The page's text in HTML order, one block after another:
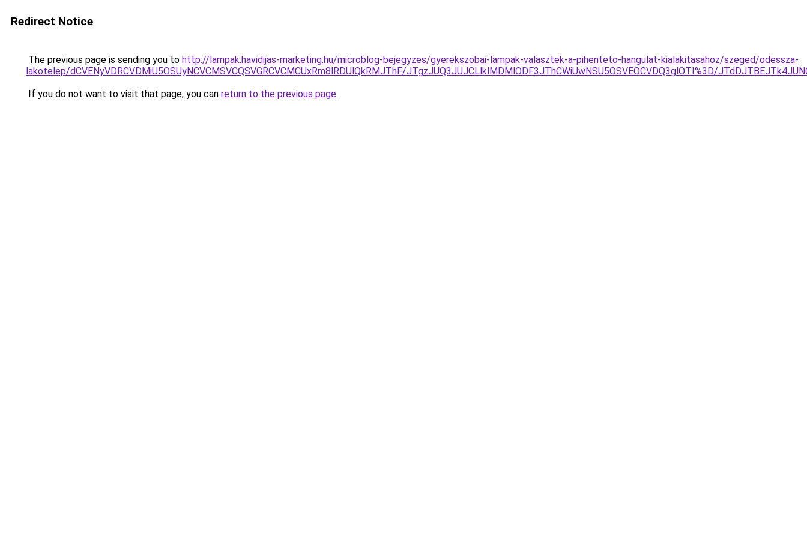
Redirect Notice
The previous page is sending you to http://lampak.havidijas-marketing.hu/microblog-bejegyzes/gyerekszobai-lampak-valasztek-a-pihenteto-hangulat-kialakitasahoz/szeged/odessza-
lakotelep/dCVENyVDRCVDMiU5OSUyNCVCMSVCQSVGRCVCMCUxRm8lRDUlQkRMJThF/JTgzJUQ3JUJCLlklMDMlODF3JThCWiUwNSU5OSVEOCVDQ3glOTI%3D/
If you do not want to visit that page, you can return to the previous page.